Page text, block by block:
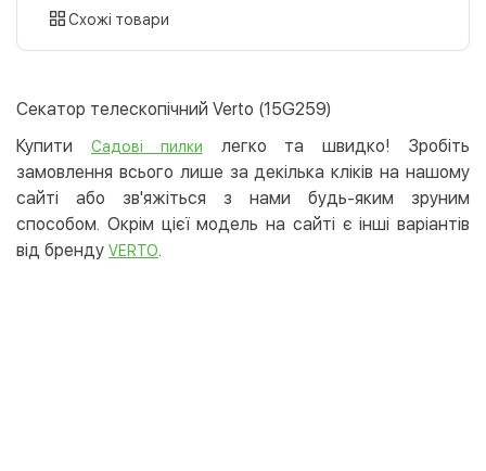
картою
LiqPay
Apple Pay
Google Pay
Безготівковий розрахунок
Оплата на карту юр.особи
Безкоштовно
Схожі товари
Секатор телескопічний Verto (15G259)
Купити
Садові пилки
легко та швидко! Зробіть
замовлення всього лише за декілька кліків на нашому
сайті або зв'яжіться з нами будь-яким зруним
способом. Окрім цієї модель на сайті є інші варіантів
від бренду VERTO.